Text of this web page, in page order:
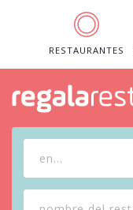
RESTAURANTES
en...